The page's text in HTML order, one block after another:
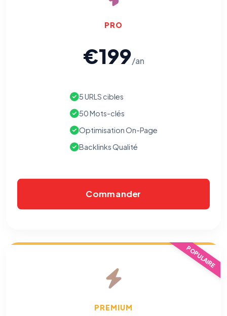
PRO
€199/an
5 URLS cibles
50 Mots-clés
Optimisation On-Page
Backlinks Qualité
Commander
POPULAIRE
PREMIUM